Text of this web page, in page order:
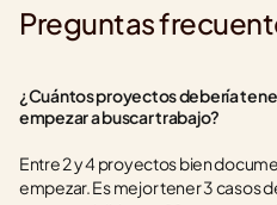
Preguntas
¿Cuántos proyectos debería
empezar a buscar trabajo?
Entre 2 y 4 proyectos bien
empezar. Es mejor tener 3 casos